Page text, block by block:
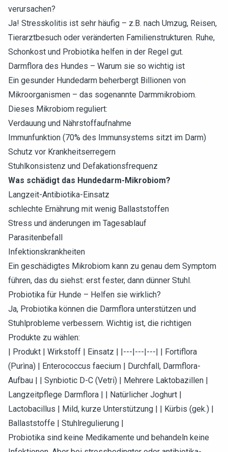
verursachen?
Ja! Stresskolitis ist sehr häufig – z.B. nach Umzug, Reisen,
Tierarztbesuch oder veränderten Familienstrukturen. Ruhe,
Schonkost und Probiotika helfen in der Regel gut.
Darmflora des Hundes – Warum sie so wichtig ist
Ein gesunder Hundedarm beherbergt Billionen von
Mikroorganismen – das sogenannte Darmmikrobiom.
Dieses Mikrobiom reguliert:
Verdauung und Nährstoffaufnahme
Immunfunktion (70% des Immunsystems sitzt im Darm)
Schutz vor Krankheitserregern
Stuhlkonsistenz und Defakationsfrequenz
Was schädigt das Hundedarm-Mikrobiom?
Langzeit-Antibiotika-Einsatz
schlechte Ernährung mit wenig Ballaststoffen
Stress und änderungen im Tagesablauf
Parasitenbefall
Infektionskrankheiten
Ein geschädigtes Mikrobiom kann zu genau dem Symptom
führen, das du siehst: erst fester, dann dünner Stuhl.
Probiotika für Hunde – Helfen sie wirklich?
Ja, Probiotika können die Darmflora unterstützen und
Stuhlprobleme verbessern. Wichtig ist, die richtigen
Produkte zu wählen:
| Produkt | Wirkstoff | Einsatz | |---|---|---| | Fortiflora
(Purìna) | Enterococcus faecium | Durchfall, Darmflora-
Aufbau | | Synbiotic D-C (Vetri) | Mehrere Laktobazillen |
Langzeitpflege Darmflora | | Natürlicher Joghurt |
Lactobacillus | Mild, kurze Unterstützung | | Kürbis (gek.) |
Ballaststoffe | Stuhlregulierung |
Probiotika sind keine Medikamente und behandeln keine